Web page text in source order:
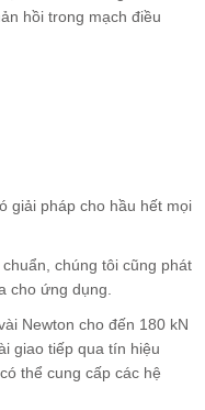
hồi trong mạch điều
giải pháp cho hầu hết mọi
chúng tôi cũng phát
cho ứng dụng.
Newton cho đến 180 kN
giao tiếp qua tín hiệu
thể cung cấp các hệ